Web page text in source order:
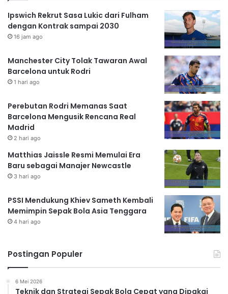
Ipswich Rekrut Sasa Lukic dari Fulham
dengan Kontrak sampai 2030
16 jam ago
Manchester City Tolak Tawaran Awal
Barcelona untuk Rodri
1 hari ago
Perebutan Rodri Memanas Saat
Barcelona Mengusik Rencana Real
Madrid
2 hari ago
Matthias Jaissle Resmi Memulai Era
Baru sebagai Manajer Newcastle
3 hari ago
PSSI Mendukung Khiev Sameth Kembali
Memimpin Sepak Bola Asia Tenggara
4 hari ago
Postingan Populer
6 Mei 2026
Teknik dan Strategi Sepak Bola Cepat yang Dipakai